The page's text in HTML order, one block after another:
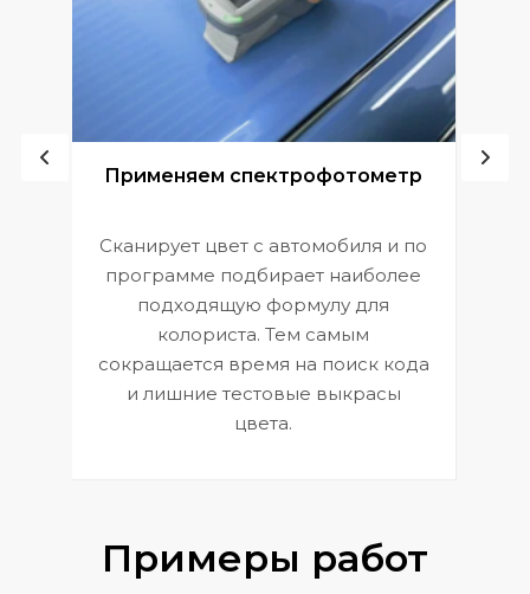
Применяем спектрофотометр
Сканирует цвет с автомобиля и по
программе подбирает наиболее
подходящую формулу для
колориста. Тем самым
сокращается время на поиск кода
и лишние тестовые выкрасы
цвета.
Примеры работ